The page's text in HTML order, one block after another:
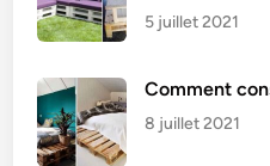
5 juillet 2021
Comment
8 juillet 2021